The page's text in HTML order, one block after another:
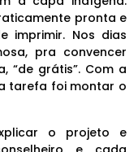
pronta e
imprimir. Nos dias
pra convencer
“de grátis”. Com a
tarefa foi montar o
o projeto e